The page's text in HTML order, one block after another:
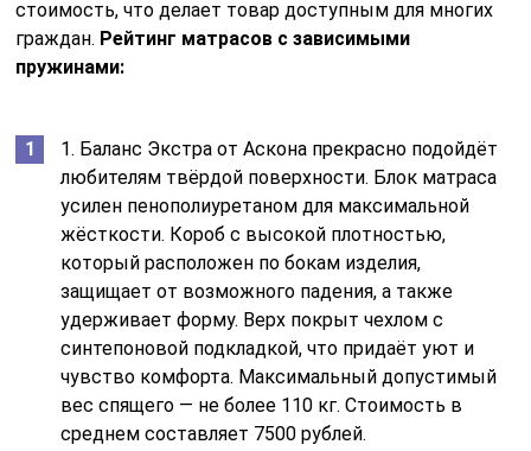
стоимость, что делает товар доступным для многих
граждан. Рейтинг матрасов с зависимыми
пружинами:
1. Баланс Экстра от Аскона прекрасно подойдёт
любителям твёрдой поверхности. Блок матраса
усилен пенополиуретаном для максимальной
жёсткости. Короб с высокой плотностью,
который расположен по бокам изделия,
защищает от возможного падения, а также
удерживает форму. Верх покрыт чехлом с
синтепоновой подкладкой, что придаёт уют и
чувство комфорта. Максимальный допустимый
вес спящего — не более 110 кг. Стоимость в
среднем составляет 7500 рублей.